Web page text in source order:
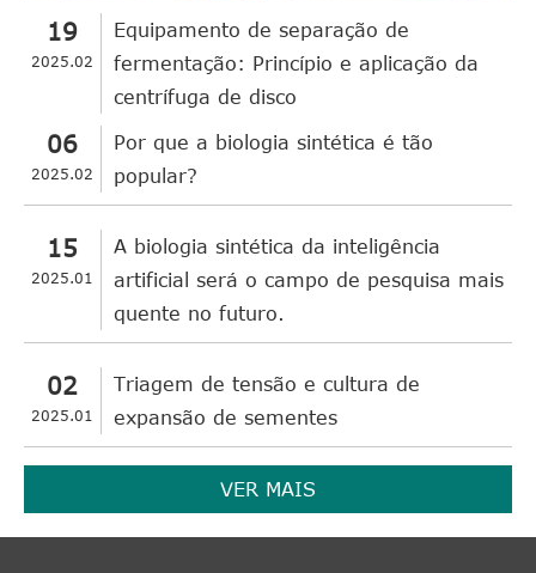
19
2025.02
Equipamento de separação de
fermentação: Princípio e aplicação da
centrífuga de disco
06
2025.02
Por que a biologia sintética é tão
popular?
15
2025.01
A biologia sintética da inteligência
artificial será o campo de pesquisa mais
quente no futuro.
02
2025.01
Triagem de tensão e cultura de
expansão de sementes
VER MAIS